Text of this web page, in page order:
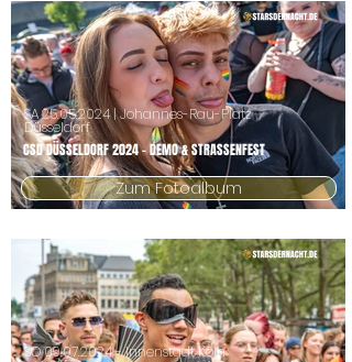
CSD DÜSSELDORF 2024 - DEMO & STRASSENFEST
SA25.05.2024| Johannes-Rau-Platz
Düsseldorf
Zum Fotoalbum
SO09.07.2024- Innenstadt Köln